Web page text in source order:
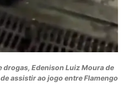
Edenison Luiz Moura de
assistir ao jogo entre Flamengo